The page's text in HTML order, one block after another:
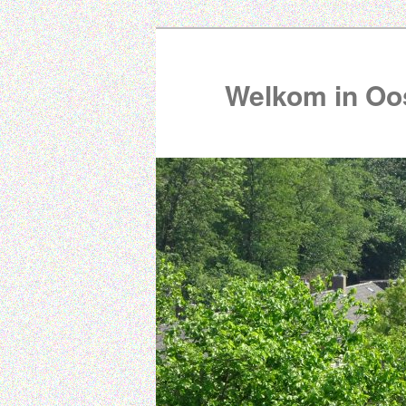
Welkom in
00:00
01:00
02:00
03:00